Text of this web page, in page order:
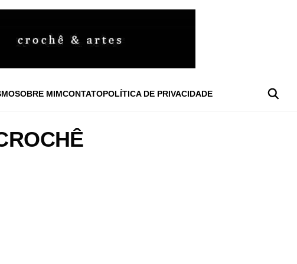
SOBRE MIMCONTATOPOLÍTICA DE PRIVACIDADE